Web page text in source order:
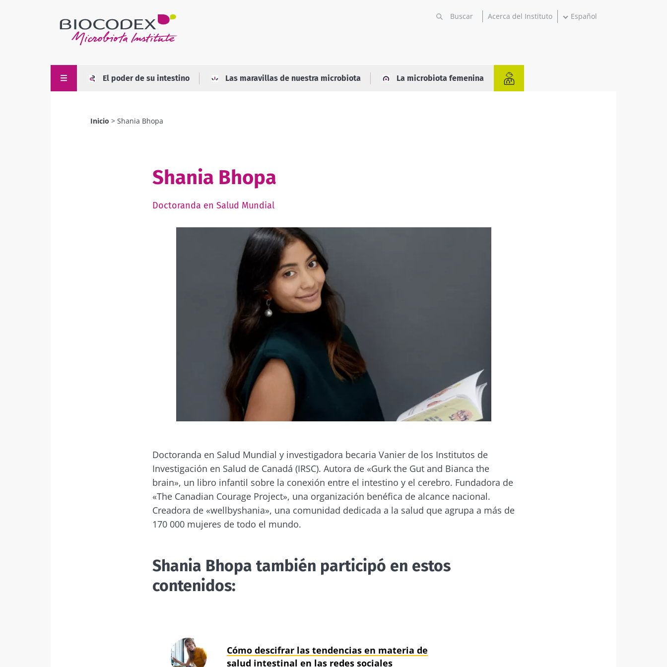
Acerca del Instituto Español
El poder de su intestino Las maravillas de nuestra microbiota La microbiota femenina
Inicio Shania Bhopa
Shania Bhopa
Doctoranda en Salud Mundial
Doctoranda en Salud Mundial y investigadora becaria Vanier de los Institutos de
Investigación en Salud de Canadá (IRSC). Autora de «Gurk the Gut and Bianca the
brain», un libro infantil sobre la conexión entre el intestino y el cerebro. Fundadora de
«The Canadian Courage Project», una organización benéfica de alcance nacional.
Creadora de «wellbyshania», una comunidad dedicada a la salud que agrupa a más de
170 000 mujeres de todo el mundo.
Shania Bhopa también participó en estos
contenidos:
Cómo descifrar las tendencias en materia de
salud intestinal en las redes sociales
Únase a la comunidad de la microbiota y reciba una vez al mes "The Essential"